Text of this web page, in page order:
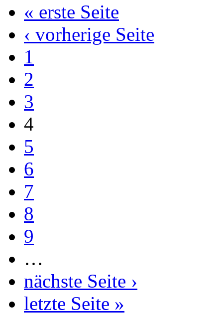
« erste Seite
‹ vorherige Seite
1
2
3
4
5
6
7
8
9
…
nächste Seite ›
letzte Seite »